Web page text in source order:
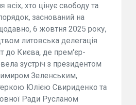
хто цінує свободу та
заснований на
6 жовтня 2025 року,
литовська делегація
до Києва, де прем'єр-
зустріч з президентом
Зеленським,
Юлією Свириденко та
Ради Русланом